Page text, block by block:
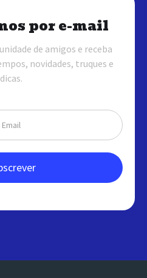
por e-mail
de amigos e receba
novidades, truques e
dicas.